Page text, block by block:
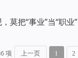
莫把“事业”当“职业”
项 上一页 1 2